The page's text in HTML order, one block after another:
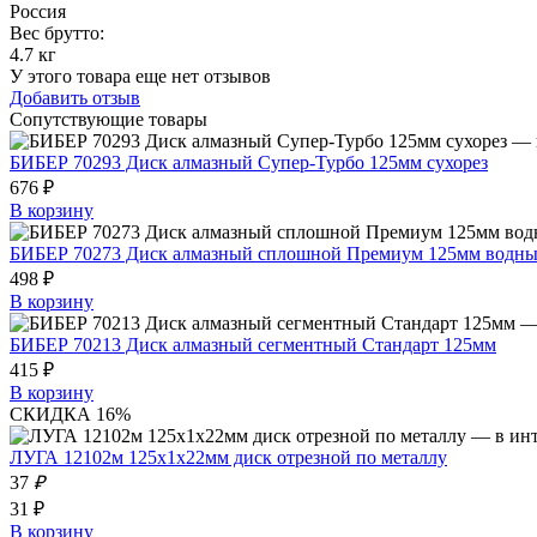
Россия
Вес брутто:
4.7 кг
У этого товара еще нет отзывов
Добавить отзыв
Сопутствующие товары
БИБЕР 70293 Диск алмазный Супер-Турбо 125мм сухорез
676 ₽
В корзину
БИБЕР 70273 Диск алмазный сплошной Премиум 125мм
498 ₽
В корзину
БИБЕР 70213 Диск алмазный сегментный Стандарт 125мм
415 ₽
В корзину
СКИДКА 16%
ЛУГА 12102м 125х1х22мм диск отрезной по металлу
37 ₽
31 ₽
В корзину